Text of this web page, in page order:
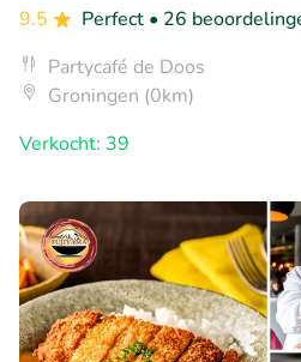
9.5
Perfect • 26
Partycafé de Doos
Groningen (0km)
Verkocht: 39